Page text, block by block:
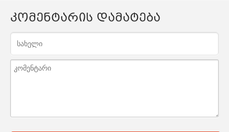
კომენტარის დამატება